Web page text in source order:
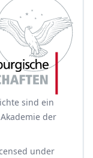
sind ein
der
under